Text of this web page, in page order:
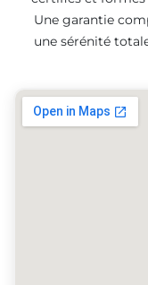
Une garantie
une sérénité